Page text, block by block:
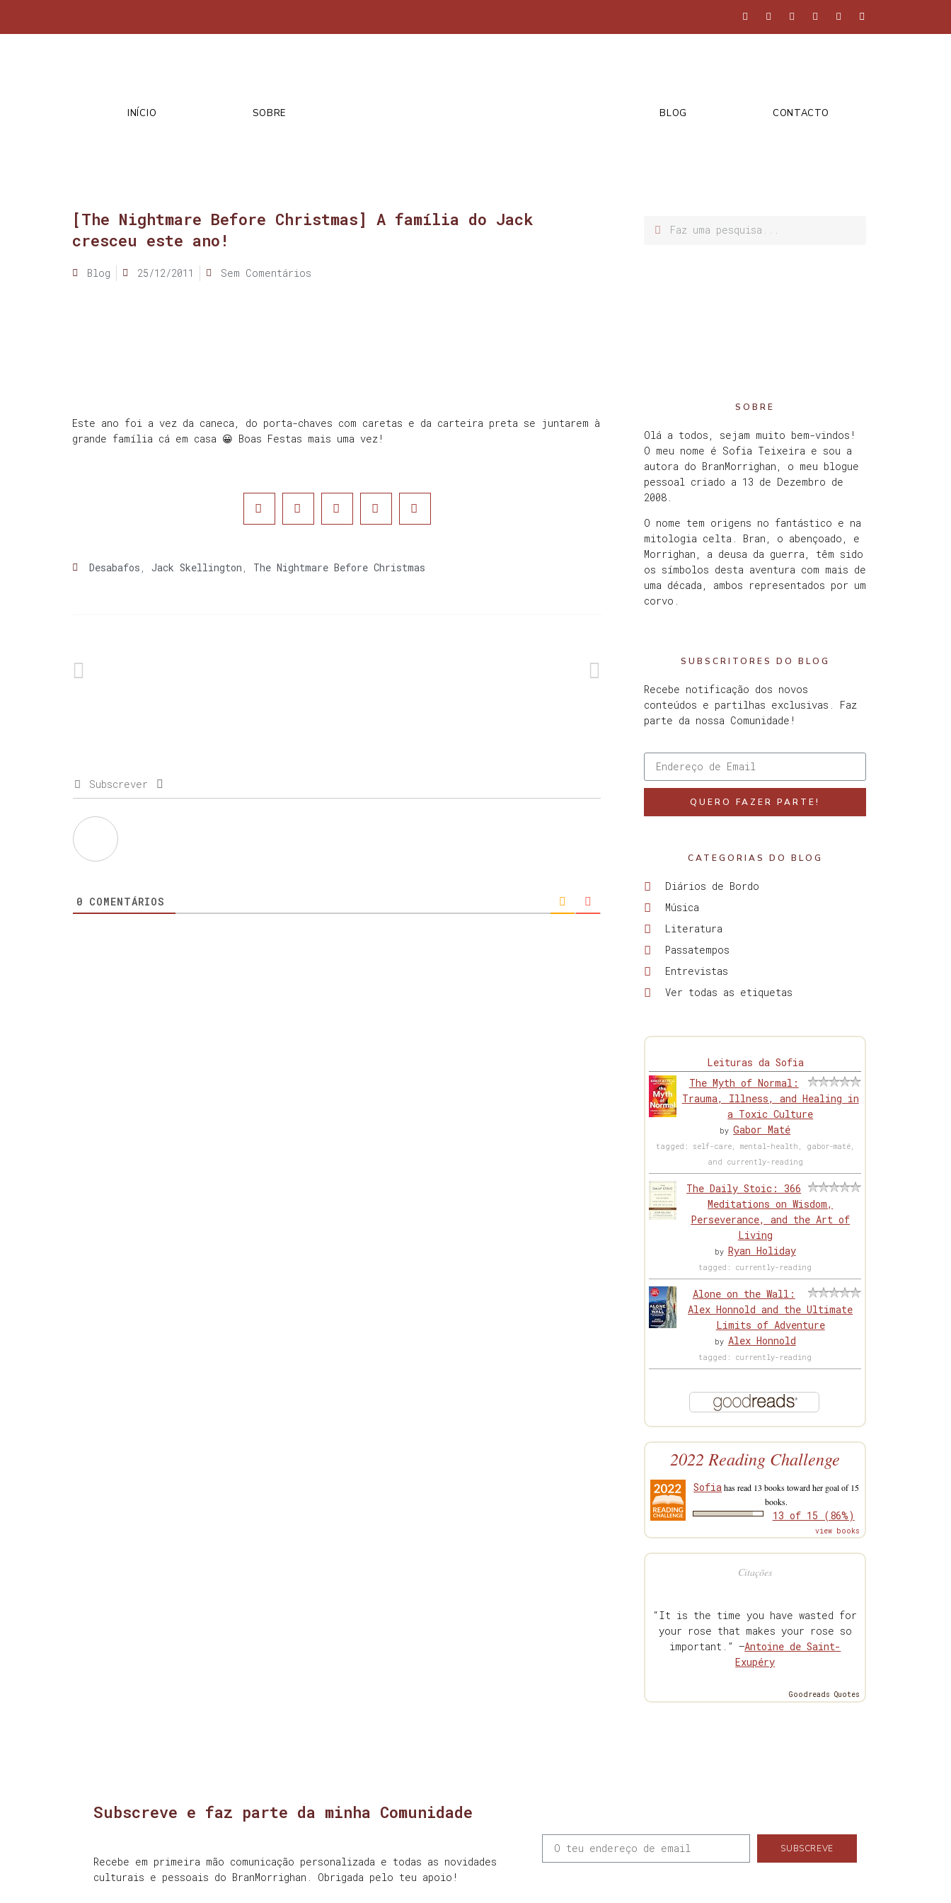
INÍCIO SOBRE BLOG CONTACTO
[The Nightmare Before Christmas] A família do Jack
cresceu este ano!
Blog 25/12/2011 Sem Comentários
Este ano foi a vez da caneca, do porta-chaves com caretas e da carteira preta se juntarem à
grande família cá em casa 😀 Boas Festas mais uma vez!
Desabafos Jack Skellington The Nightmare Before Christmas
Subscrever
0 COMENTÁRIOS
SOBRE
Olá a todos, sejam muito bem-vindos!
O meu nome é Sofia Teixeira e sou a
autora do BranMorrighan, o meu blogue
pessoal criado a 13 de Dezembro de
2008.
O nome tem origens no fantástico e na
mitologia celta. Bran, o abençoado, e
Morrighan, a deusa da guerra, têm sido
os símbolos desta aventura com mais de
uma década, ambos representados por um
corvo.
SUBSCRITORES DO BLOG
Recebe notificação dos novos
conteúdos e partilhas exclusivas. Faz
parte da nossa Comunidade!
QUERO FAZER PARTE!
CATEGORIAS DO BLOG
Diários de Bordo
Música
Literatura
Passatempos
Entrevistas
Ver todas as etiquetas
Leituras da Sofia
The Myth of Normal:
Trauma, Illness, and Healing in
a Toxic Culture
byGabor Maté
tagged: self-care, mental-health, gabor-maté,
and currently-reading
The Daily Stoic: 366
Meditations on Wisdom,
Perseverance, and the Art of
Living
by Ryan Holiday
tagged: currently-reading
Alone on the Wall:
Alex Honnold and the Ultimate
Limits of Adventure
by Alex Honnold
tagged: currently-reading
2022 Reading Challenge
Sofiahas read 13 books toward her goal of 15
books.
13 of 15 (86%)
view books
Citações
“It is the time you have wasted for
your rose that makes your rose so
important.” —Antoine de Saint-
Exupéry
Goodreads Quotes
Subscreve e faz parte da minha Comunidade
Recebe em primeira mão comunicação personalizada e todas as novidades
culturais e pessoais do BranMorrighan. Obrigada pelo teu apoio!
SUBSCREVE